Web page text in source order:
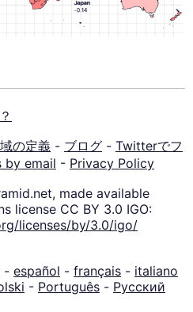
の定義 - ブログ - Twitterでフ
by email - Privacy Policy
made available
license CC BY 3.0 IGO:
licenses/by/3.0/igo/
- español - français - italiano
- Português - Русский